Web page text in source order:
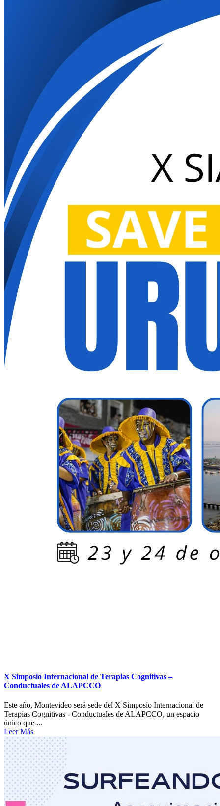
X Simposio Internacional de Terapias Cognitivas –
Conductuales de ALAPCCO
Este año, Montevideo será sede del X Simposio Internacional de
Terapias Cognitivas - Conductuales de ALAPCCO, un espacio
único que ...
Leer Más